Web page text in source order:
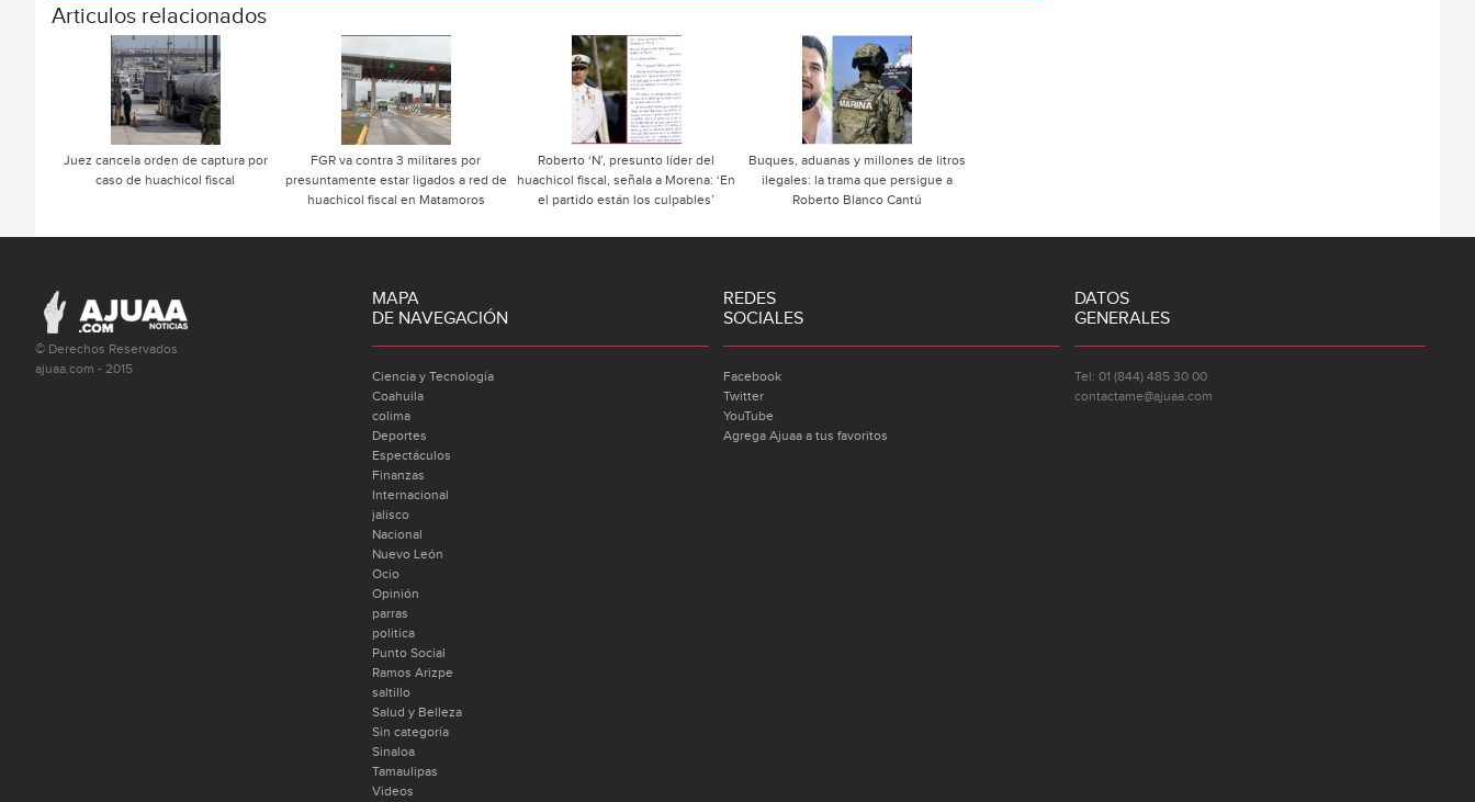
Articulos relacionados
Juez cancela orden de captura por
caso de huachicol fiscal
FGR va contra 3 militares por
presuntamente estar ligados a red de
huachicol fiscal en Matamoros
Roberto ‘N’, presunto líder del
huachicol fiscal, señala a Morena: ‘En
el partido están los culpables’
Buques, aduanas y millones de litros
ilegales: la trama que persigue a
Roberto Blanco Cantú
© Derechos Reservados
ajuaa.com - 2015
MAPA
DE NAVEGACIÓN
Ciencia y Tecnología
Coahuila
colima
Deportes
Espectáculos
Finanzas
Internacional
jalisco
Nacional
Nuevo León
Ocio
Opinión
parras
politica
Punto Social
Ramos Arizpe
saltillo
Salud y Belleza
Sin categoría
Sinaloa
Tamaulipas
Videos
REDES
SOCIALES
Facebook
Twitter
YouTube
Agrega Ajuaa a tus favoritos
DATOS
GENERALES
Tel: 01 (844) 485 30 00
contactame@ajuaa.com